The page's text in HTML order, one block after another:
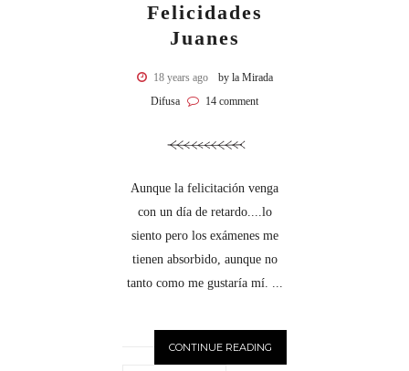
Felicidades
Juanes
18 years ago
by la Mirada
Difusa
14 comment
Aunque la felicitación venga
con un día de retardo....lo
siento pero los exámenes me
tienen absorbido, aunque no
tanto como me gustaría mí. ...
CONTINUE READING